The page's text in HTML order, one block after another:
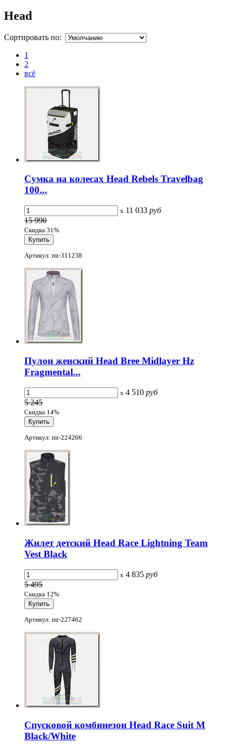
Head
Сортировать по:
1
2
всё
Сумка на колесах Head Rebels Travelbag
100...
x 11 033 руб
15 990
Скидка 31%
Артикул: mt-311238
Пулон женский Head Bree Midlayer Hz
Fragmental...
x 4 510 руб
5 245
Скидка 14%
Артикул: mt-224266
Жилет детский Head Race Lightning Team
Vest Black
x 4 835 руб
5 495
Скидка 12%
Артикул: mt-227462
Спусковой комбинезон Head Race Suit M
Black/White